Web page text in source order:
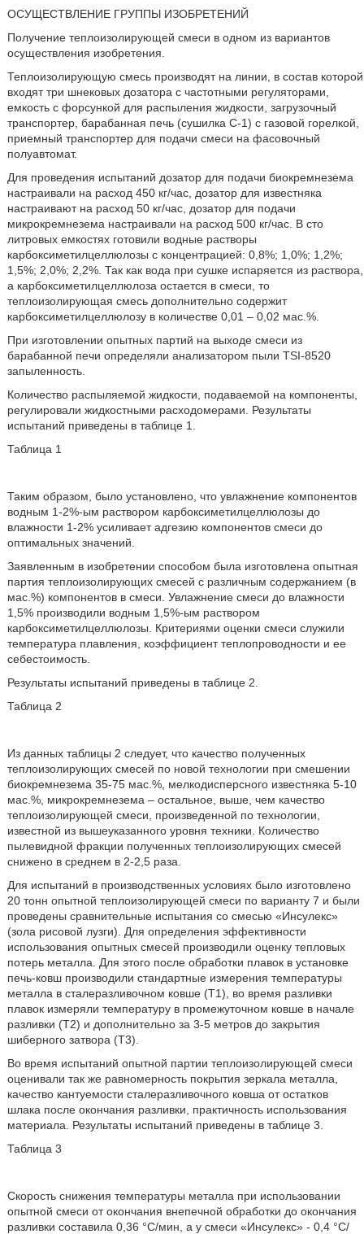
ОСУЩЕСТВЛЕНИЕ ГРУППЫ ИЗОБРЕТЕНИЙ
Получение теплоизолирующей смеси в одном из вариантов
осуществления изобретения.
Теплоизолирующую смесь производят на линии, в состав которой
входят три шнековых дозатора с частотными регуляторами,
емкость с форсункой для распыления жидкости, загрузочный
транспортер, барабанная печь (сушилка С-1) с газовой горелкой,
приемный транспортер для подачи смеси на фасовочный
полуавтомат.
Для проведения испытаний дозатор для подачи биокремнезема
настраивали на расход 450 кг/час, дозатор для известняка
настраивают на расход 50 кг/час, дозатор для подачи
микрокремнезема настраивали на расход 500 кг/час. В сто
литровых емкостях готовили водные растворы
карбоксиметилцеллюлозы с концентрацией: 0,8%; 1,0%; 1,2%;
1,5%; 2,0%; 2,2%. Так как вода при сушке испаряется из раствора,
а карбоксиметилцеллюлоза остается в смеси, то
теплоизолирующая смесь дополнительно содержит
карбоксиметилцеллюлозу в количестве 0,01 – 0,02 мас.%.
При изготовлении опытных партий на выходе смеси из
барабанной печи определяли анализатором пыли TSI-8520
запыленность.
Количество распыляемой жидкости, подаваемой на компоненты,
регулировали жидкостными расходомерами. Результаты
испытаний приведены в таблице 1.
Таблица 1
Таким образом, было установлено, что увлажнение компонентов
водным 1-2%-ым раствором карбоксиметилцеллюлозы до
влажности 1-2% усиливает адгезию компонентов смеси до
оптимальных значений.
Заявленным в изобретении способом была изготовлена опытная
партия теплоизолирующих смесей с различным содержанием (в
мас.%) компонентов в смеси. Увлажнение смеси до влажности
1,5% производили водным 1,5%-ым раствором
карбоксиметилцеллюлозы. Критериями оценки смеси служили
температура плавления, коэффициент теплопроводности и ее
себестоимость.
Результаты испытаний приведены в таблице 2.
Таблица 2
Из данных таблицы 2 следует, что качество полученных
теплоизолирующих смесей по новой технологии при смешении
биокремнезема 35-75 мас.%, мелкодисперсного известняка 5-10
мас.%, микрокремнезема – остальное, выше, чем качество
теплоизолирующей смеси, произведенной по технологии,
известной из вышеуказанного уровня техники. Количество
пылевидной фракции полученных теплоизолирующих смесей
снижено в среднем в 2-2,5 раза.
Для испытаний в производственных условиях было изготовлено
20 тонн опытной теплоизолирующей смеси по варианту 7 и были
проведены сравнительные испытания со смесью «Инсулекс»
(зола рисовой лузги). Для определения эффективности
использования опытных смесей производили оценку тепловых
потерь металла. Для этого после обработки плавок в установке
печь-ковш производили стандартные измерения температуры
металла в сталеразливочном ковше (Т1), во время разливки
плавок измеряли температуру в промежуточном ковше в начале
разливки (Т2) и дополнительно за 3-5 метров до закрытия
шиберного затвора (Т3).
Во время испытаний опытной партии теплоизолирующей смеси
оценивали так же равномерность покрытия зеркала металла,
качество кантуемости сталеразливочного ковша от остатков
шлака после окончания разливки, практичность использования
материала. Результаты испытаний приведены в таблице 3.
Таблица 3
Скорость снижения температуры металла при использовании
опытной смеси от окончания внепечной обработки до окончания
разливки составила 0,36 °С/мин, а у смеси «Инсулекс» - 0,4 °С/